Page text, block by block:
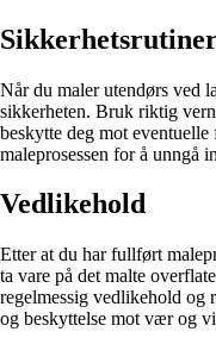
Når du maler utendørs ved
sikkerheten. Bruk riktig
beskytte deg mot
maleprosessen for å unngå
Vedlikehold
Etter at du har fullført
ta vare på det malte
regelmessig vedlikehold og
og beskyttelse mot vær og